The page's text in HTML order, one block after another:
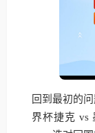
回到最初的
界杯捷克 vs